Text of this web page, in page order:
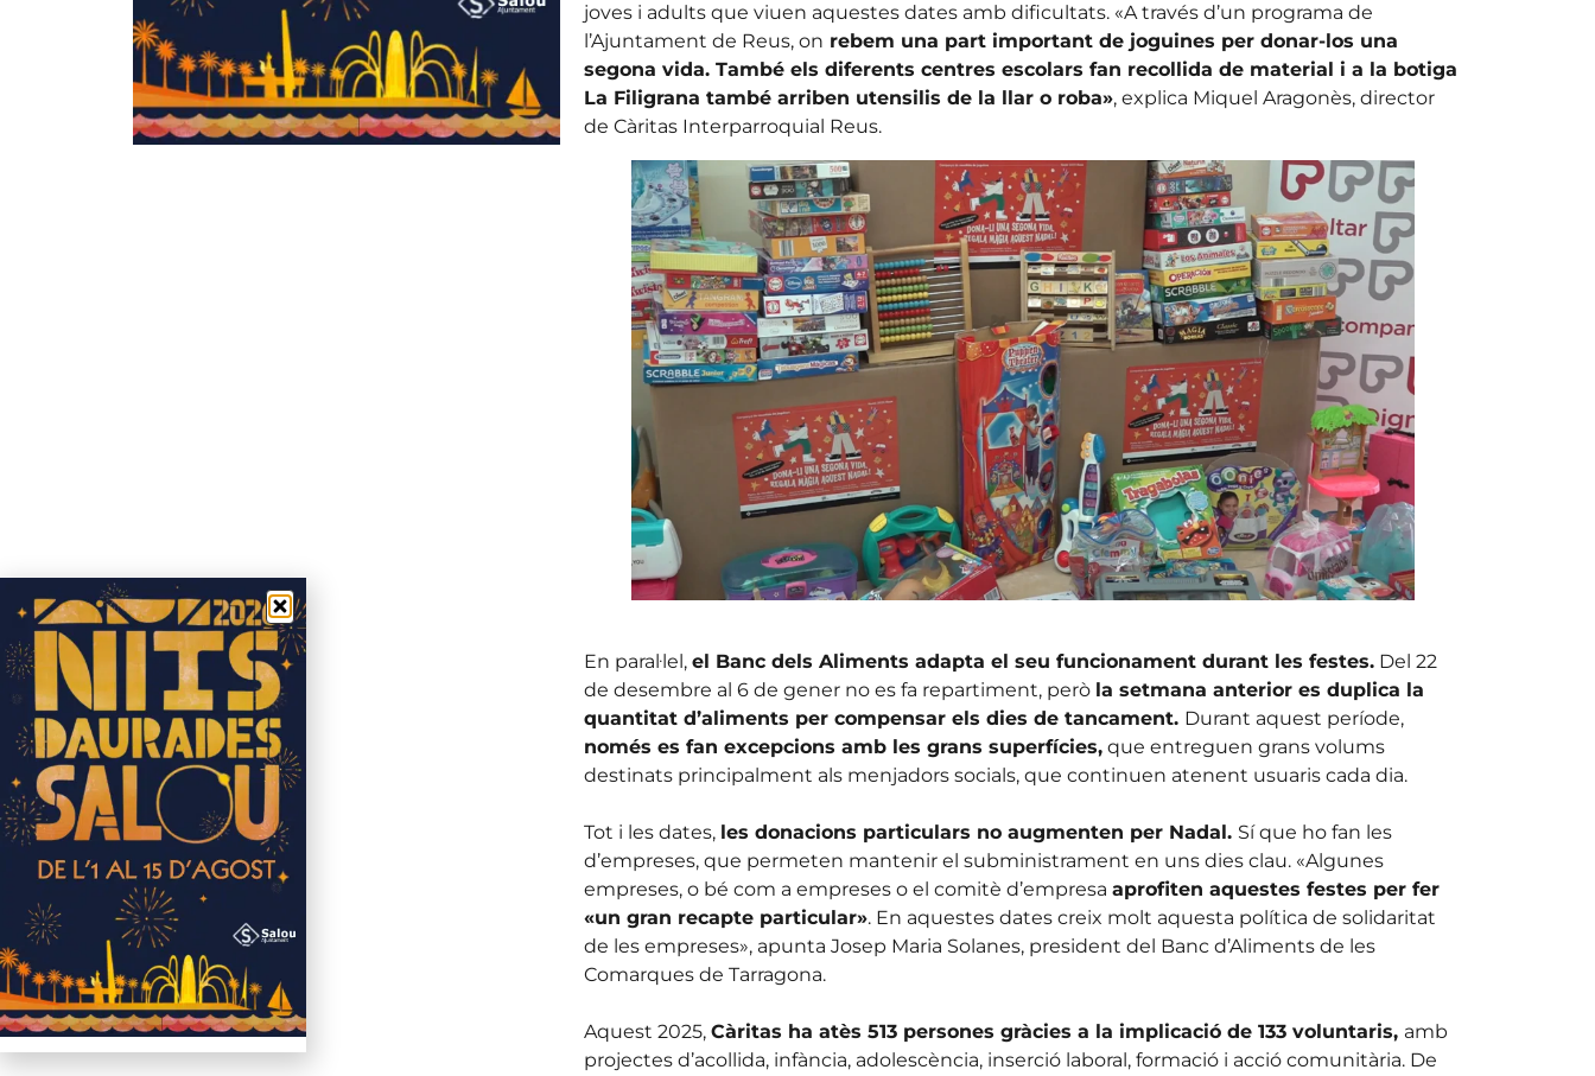
joves i adults que viuen aquestes dates amb dificultats. «A través d’un programa de
l’Ajuntament de Reus, on rebem una part important de joguines per donar-los una
segona vida. També els diferents centres escolars fan recollida de material i a la botiga
La Filigrana també arriben utensilis de la llar o roba», explica Miquel Aragonès, director
de Càritas Interparroquial Reus.
En paral·lel, el Banc dels Aliments adapta el seu funcionament durant les festes.Del 22
de desembre al 6 de gener no es fa repartiment, però la setmana anterior es duplica la
quantitat d’aliments per compensar els dies de tancament. Durant aquest període,
només es fan excepcions amb les grans superfícies,que entreguen grans volums
destinats principalment als menjadors socials, que continuen atenent usuaris cada dia.
Tot i les dates, les donacions particulars no augmenten per Nadal. Sí que ho fan les
d’empreses, que permeten mantenir el subministrament en uns dies clau. «Algunes
empreses, o bé com a empreses o el comitè d’empresa aprofiten aquestes festes per fer
«un gran recapte particular». En aquestes dates creix molt aquesta política de solidaritat
de les empreses», apunta Josep Maria Solanes, president del Banc d’Aliments de les
Comarques de Tarragona.
Aquest 2025, Càritas ha atès 513 persones gràcies a la implicació de 133 voluntaris, amb
projectes d’acollida, infància, adolescència, inserció laboral, formació i acció comunitària. De